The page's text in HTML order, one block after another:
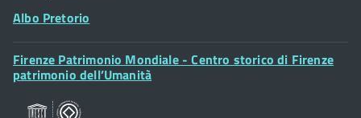
Posta Elettronica Certificata
Albo Pretorio
Footer
Widget
Firenze Patrimonio Mondiale - Centro storico di Firenze
patrimonio dell’Umanità